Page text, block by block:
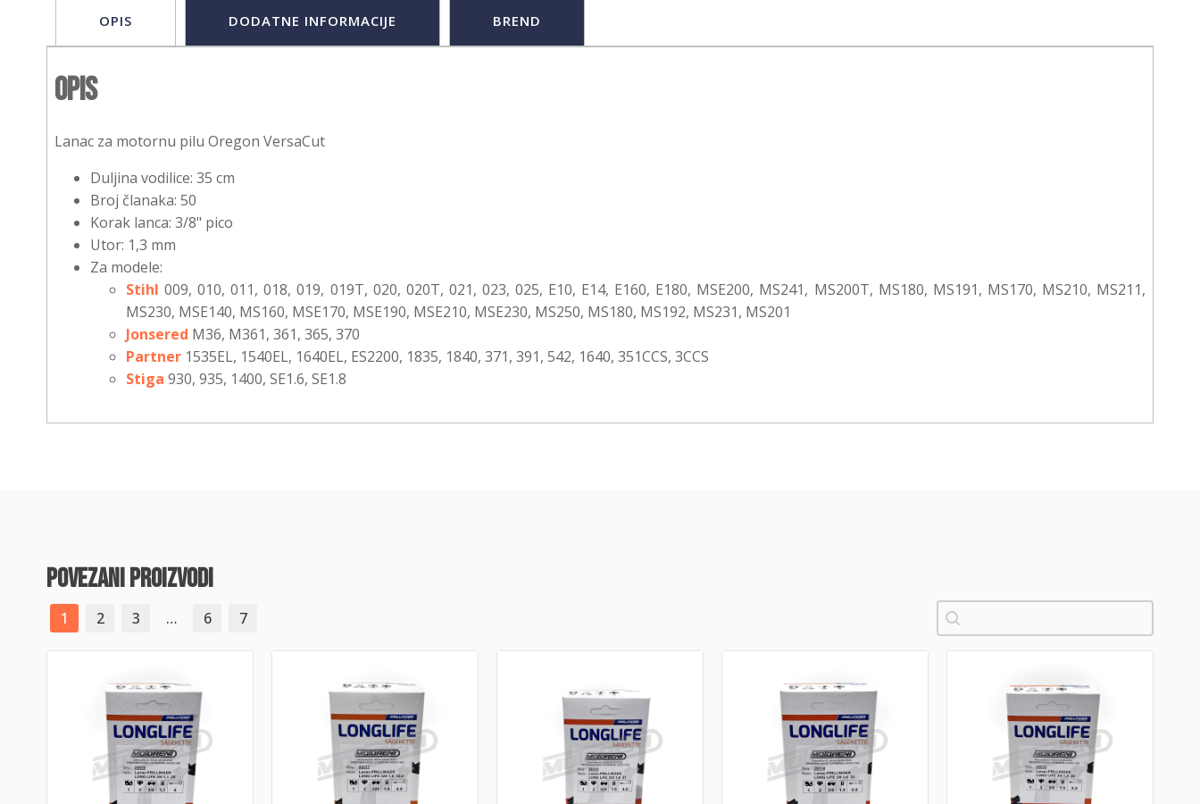
OPIS DODATNE INFORMACIJE BREND
Opis
Lanac za motornu pilu Oregon VersaCut
Duljina vodilice: 35 cm
Broj članaka: 50
Korak lanca: 3/8" pico
Utor: 1,3 mm
Za modele:
Stihl 009, 010, 011, 018, 019, 019T, 020, 020T, 021, 023, 025, E10, E14, E160, E180, MSE200, MS241, MS200T, MS180, MS191, MS170, MS210, MS211,
MS230, MSE140, MS160, MSE170, MSE190, MSE210, MSE230, MS250, MS180, MS192, MS231, MS201
Jonsered M36, M361, 361, 365, 370
Partner 1535EL, 1540EL, 1640EL, ES2200, 1835, 1840, 371, 391, 542, 1640, 351CCS, 3CCS
Stiga 930, 935, 1400, SE1.6, SE1.8
povezani proizvodi
1 2 3 … 6 7 Pretraži